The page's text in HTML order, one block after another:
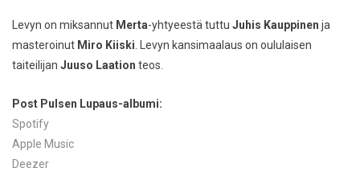
Levyn on miksannut Merta-yhtyeestä tuttu Juhis Kauppinen ja
masteroinut Miro Kiiski . Levyn kansimaalaus on oululaisen
taiteilijan Juuso Laation teos.
Post Pulsen Lupaus-albumi:
Spotify
Apple Music
Deezer